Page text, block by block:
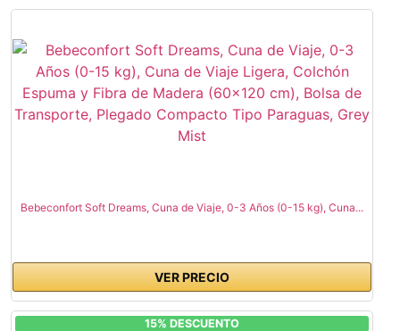
Bebeconfort Soft Dreams, Cuna de Viaje, 0-3 Años (0-15 kg), Cuna...
VER PRECIO
15% DESCUENTO